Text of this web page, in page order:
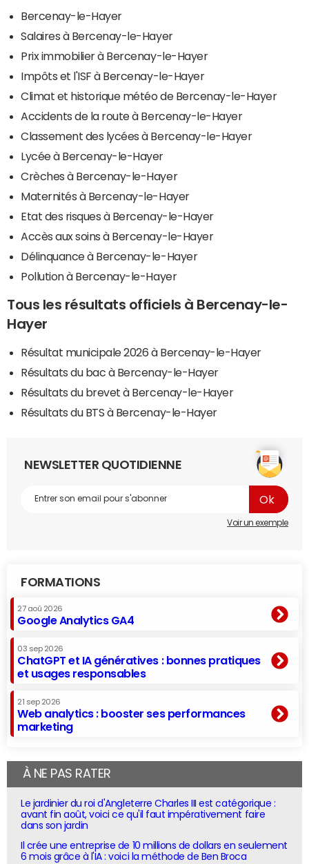
Bercenay-le-Hayer
Salaires à Bercenay-le-Hayer
Prix immobilier à Bercenay-le-Hayer
Impôts et l'ISF à Bercenay-le-Hayer
Climat et historique météo de Bercenay-le-Hayer
Accidents de la route à Bercenay-le-Hayer
Classement des lycées à Bercenay-le-Hayer
Lycée à Bercenay-le-Hayer
Crèches à Bercenay-le-Hayer
Maternités à Bercenay-le-Hayer
Etat des risques à Bercenay-le-Hayer
Accès aux soins à Bercenay-le-Hayer
Délinquance à Bercenay-le-Hayer
Pollution à Bercenay-le-Hayer
Tous les résultats officiels à Bercenay-le-
Hayer
Résultat municipale 2026 à Bercenay-le-Hayer
Résultats du bac à Bercenay-le-Hayer
Résultats du brevet à Bercenay-le-Hayer
Résultats du BTS à Bercenay-le-Hayer
NEWSLETTER QUOTIDIENNE
Voir un exemple
FORMATIONS
27 aoû 2026
Google Analytics GA4
03 sep 2026
ChatGPT et IA génératives : bonnes pratiques
et usages responsables
21 sep 2026
Web analytics : booster ses performances
marketing
À NE PAS RATER
Le jardinier du roi d'Angleterre Charles III est catégorique :
avant fin août, voici ce qu'il faut impérativement faire
dans son jardin
Il crée une entreprise de 10 millions de dollars en seulement
6 mois grâce à l'IA : voici la méthode de Ben Broca